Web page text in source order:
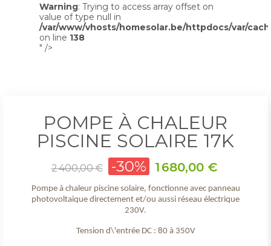
Warning: Trying to access array offset on
value of type null in
/var/www/vhosts/homesolar.be/httpdocs/var/
on line 138
" />
POMPE À CHALEUR
PISCINE SOLAIRE 17K
Prix
de
2 400,00 € -30% Prix
1 680,00 €
Pompe à chaleur piscine solaire, fonctionne avec panneau
photovoltaique directement et/ou aussi réseau électrique
230V.
Tension d\'entrée DC : 80 à 350V